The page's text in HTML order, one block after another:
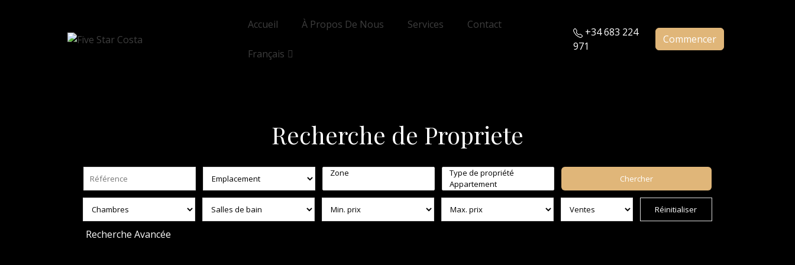
Accueil À Propos De Nous Services Contact
Français
+34 683 224
971
Commencer
Recherche de Propriete
Recherche Avancée